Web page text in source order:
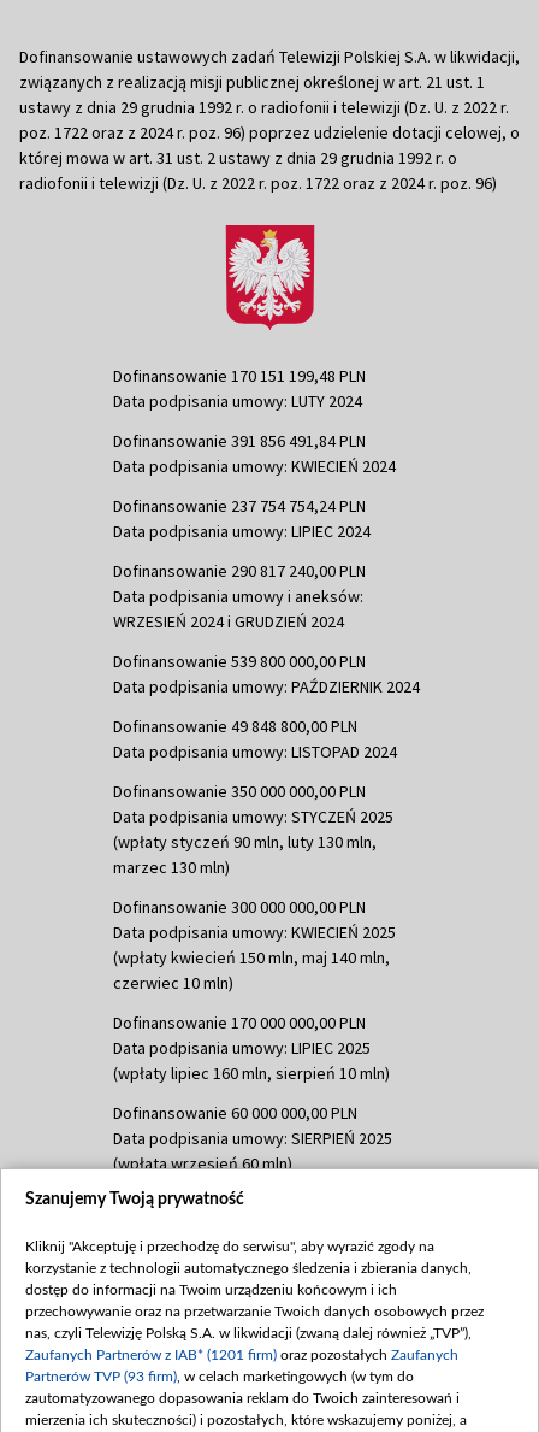
Dofinansowanie ustawowych zadań Telewizji Polskiej S.A. w likwidacji,
związanych z realizacją misji publicznej określonej w art. 21 ust. 1
ustawy z dnia 29 grudnia 1992 r. o radiofonii i telewizji (Dz. U. z 2022 r.
poz. 1722 oraz z 2024 r. poz. 96) poprzez udzielenie dotacji celowej, o
której mowa w art. 31 ust. 2 ustawy z dnia 29 grudnia 1992 r. o
radiofonii i telewizji (Dz. U. z 2022 r. poz. 1722 oraz z 2024 r. poz. 96)
Dofinansowanie 170 151 199,48 PLN
Data podpisania umowy: LUTY 2024
Dofinansowanie 391 856 491,84 PLN
Data podpisania umowy: KWIECIEŃ 2024
Dofinansowanie 237 754 754,24 PLN
Data podpisania umowy: LIPIEC 2024
Dofinansowanie 290 817 240,00 PLN
Data podpisania umowy i aneksów:
WRZESIEŃ 2024 i GRUDZIEŃ 2024
Dofinansowanie 539 800 000,00 PLN
Data podpisania umowy: PAŹDZIERNIK 2024
Dofinansowanie 49 848 800,00 PLN
Data podpisania umowy: LISTOPAD 2024
Dofinansowanie 350 000 000,00 PLN
Data podpisania umowy: STYCZEŃ 2025
(wpłaty styczeń 90 mln, luty 130 mln,
marzec 130 mln)
Dofinansowanie 300 000 000,00 PLN
Data podpisania umowy: KWIECIEŃ 2025
(wpłaty kwiecień 150 mln, maj 140 mln,
czerwiec 10 mln)
Dofinansowanie 170 000 000,00 PLN
Data podpisania umowy: LIPIEC 2025
(wpłaty lipiec 160 mln, sierpień 10 mln)
Dofinansowanie 60 000 000,00 PLN
Data podpisania umowy: SIERPIEŃ 2025
(wpłata wrzesień 60 mln)
Dofinansowanie 635 783 051,21 PLN
(wpłata wrzesień 100 mln, październik 350
mln, listopad 265 mln)
Dofinansowanie 48 862 000,00 PLN
Data podpisania umowy: GRUDZIEŃ 2025
(wpłata grudzień 60,548 mln)
Dofinansowanie 900 000 000,00 PLN
Szanujemy Twoją prywatność
Kliknij "Akceptuję i przechodzę do serwisu", aby wyrazić zgody na
korzystanie z technologii automatycznego śledzenia i zbierania danych,
dostęp do informacji na Twoim urządzeniu końcowym i ich
przechowywanie oraz na przetwarzanie Twoich danych osobowych przez
nas, czyli Telewizję Polską S.A. w likwidacji (zwaną dalej również „TVP”),
Zaufanych Partnerów z IAB* (1201 firm) oraz pozostałych Zaufanych
Partnerów TVP (93 firm) , w celach marketingowych (w tym do
zautomatyzowanego dopasowania reklam do Twoich zainteresowań i
mierzenia ich skuteczności) i pozostałych, które wskazujemy poniżej, a